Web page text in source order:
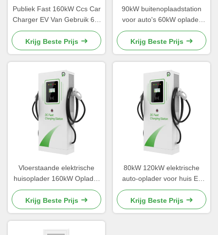
Publiek Fast 160kW Ccs Car
Charger EV Van Gebruik 60-
360kW Aluminium
legeringsmateriaal
Krijg Beste Prijs
90kW buitenoplaadstation
voor auto's 60kW oplader
High Power CE
Krijg Beste Prijs
Vloerstaande elektrische
huisoplader 160kW Oplader
Precision Welding
Krijg Beste Prijs
80kW 120kW elektrische
auto-oplader voor huis Ev
Box oplaadstation
Krijg Beste Prijs